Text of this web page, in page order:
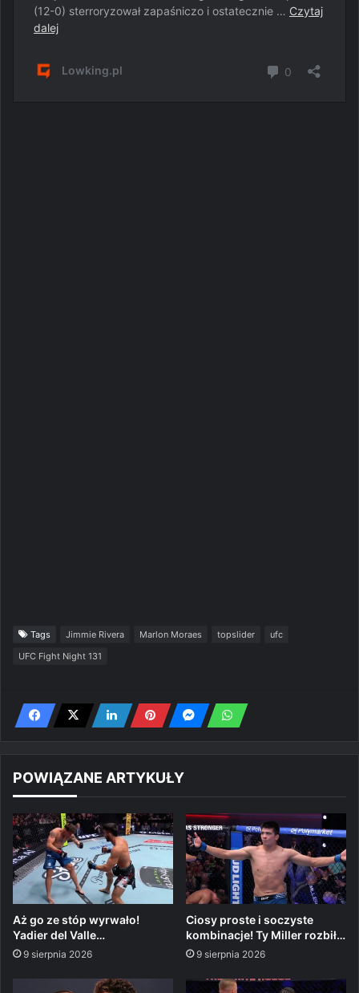
Tags Jimmie Rivera Marlon Moraes topslider
ufc
UFC Fight Night 131
POWIĄZANE ARTYKUŁY
Aż go ze stóp wyrwało!
Yadier del Valle…
9 sierpnia 2026
Ciosy proste i soczyste
kombinacje! Ty Miller rozbił…
9 sierpnia 2026